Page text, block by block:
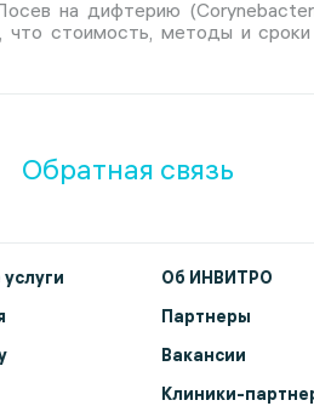
на дифтерию
что стоимость, методы и
Обратная связь
Об ИНВИТРО
Партнеры
Вакансии
Клиники-